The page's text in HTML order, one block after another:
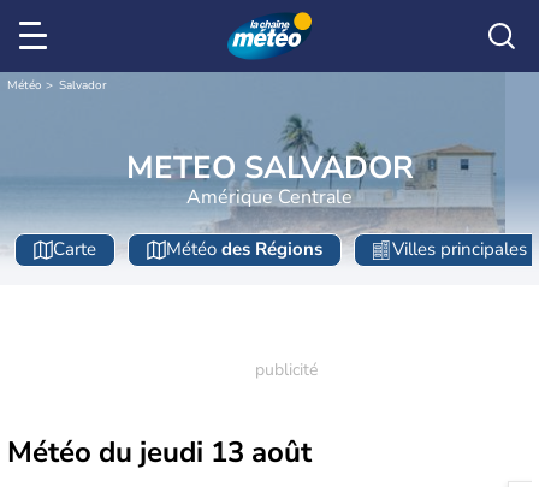
Météo Salvador
METEO SALVADOR
Amérique Centrale
Carte Météo des Régions Villes principales
Météo du jeudi 13 août